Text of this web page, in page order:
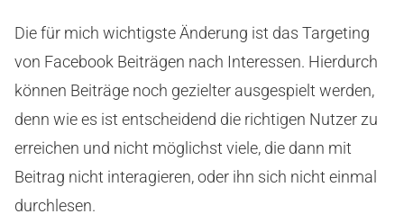
Die für mich wichtigste Änderung ist das Targeting
von Facebook Beiträgen nach Interessen. Hierdurch
können Beiträge noch gezielter ausgespielt werden,
denn wie es ist entscheidend die richtigen Nutzer zu
erreichen und nicht möglichst viele, die dann mit
Beitrag nicht interagieren, oder ihn sich nicht einmal
durchlesen.